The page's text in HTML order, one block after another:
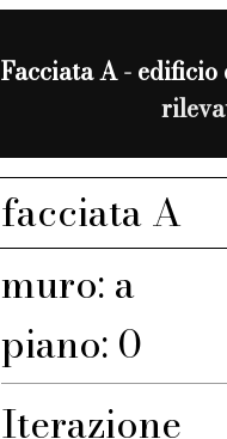
Facciata A -
facciata A
muro: a
piano: 0
Iterazione